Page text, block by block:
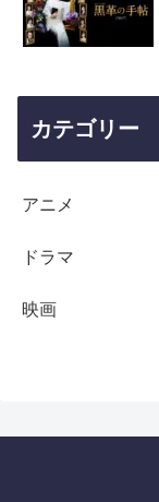
カテゴリー
アニメ
ドラマ
映画